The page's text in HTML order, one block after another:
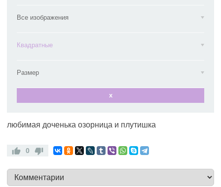
Все изображения
Квадратные
Размер
x
любимая доченька озорница и плутишка
0